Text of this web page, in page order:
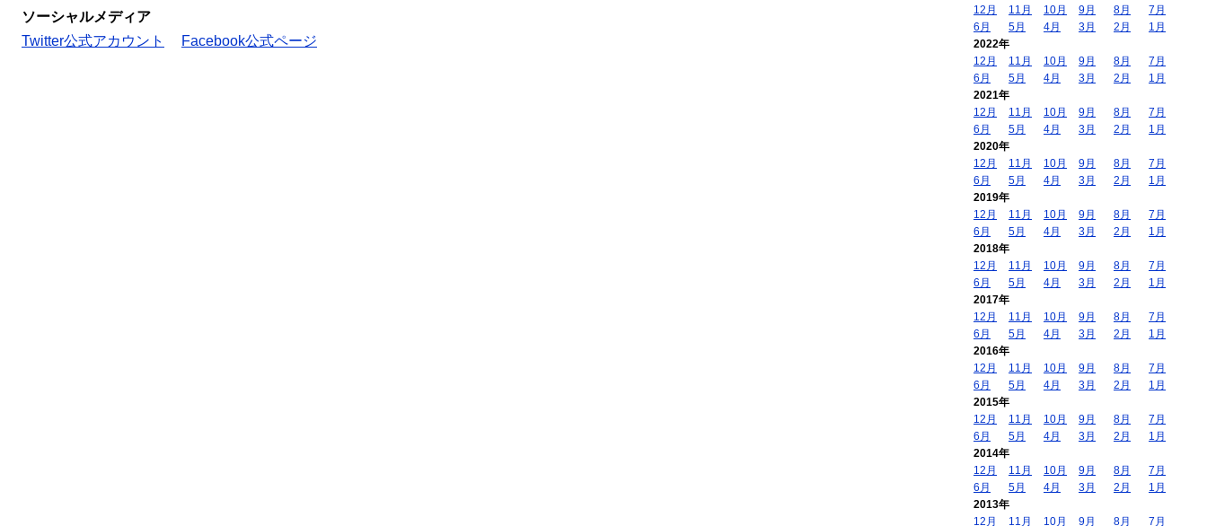
ソーシャルメディア
Twitter公式アカウント
Facebook公式ページ
12月
11月 10月 9月 8月
7月
6月
5月 4月 3月 2月
1月
2022年
12月
11月 10月 9月 8月
7月
6月
5月 4月 3月 2月
1月
2021年
12月
11月 10月 9月 8月
7月
6月
5月 4月 3月 2月
1月
2020年
12月
11月 10月 9月 8月
7月
6月
5月 4月 3月 2月
1月
2019年
12月
11月 10月 9月 8月
7月
6月
5月 4月 3月 2月
1月
2018年
12月
11月 10月 9月 8月
7月
6月
5月 4月 3月 2月
1月
2017年
12月
11月 10月 9月 8月
7月
6月
5月 4月 3月 2月
1月
2016年
12月
11月 10月 9月 8月
7月
6月
5月 4月 3月 2月
1月
2015年
12月
11月 10月 9月 8月
7月
6月
5月 4月 3月 2月
1月
2014年
12月
11月 10月 9月 8月
7月
6月
5月 4月 3月 2月
1月
2013年
12月
11月 10月 9月 8月 7月